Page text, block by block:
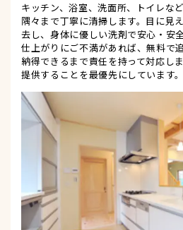
キッチン、浴室、洗面所、トイレな
隅々まで丁寧に清掃します。目に見
去し、身体に優しい洗剤で安心・安
仕上がりにご不満があれば、無料で
納得できるまで責任を持って対応し
提供することを最優先にしています。